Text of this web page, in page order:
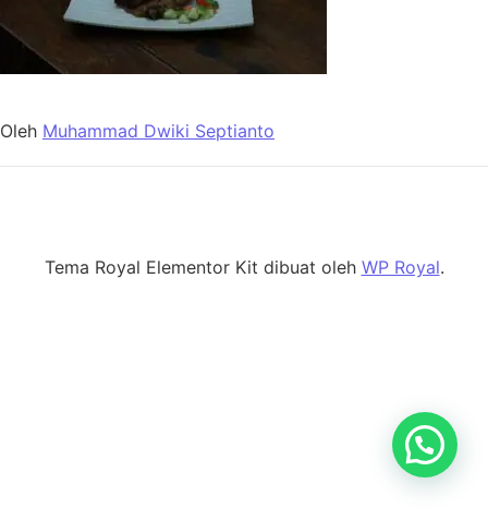
Oleh Muhammad Dwiki Septianto
Tema Royal Elementor Kit dibuat oleh WP Royal.